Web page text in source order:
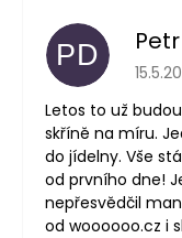
PD
Letos to už
skříně na míru.
do jídelny. Vše
od prvního dne!
nepřesvědčil
od woooooo.cz i